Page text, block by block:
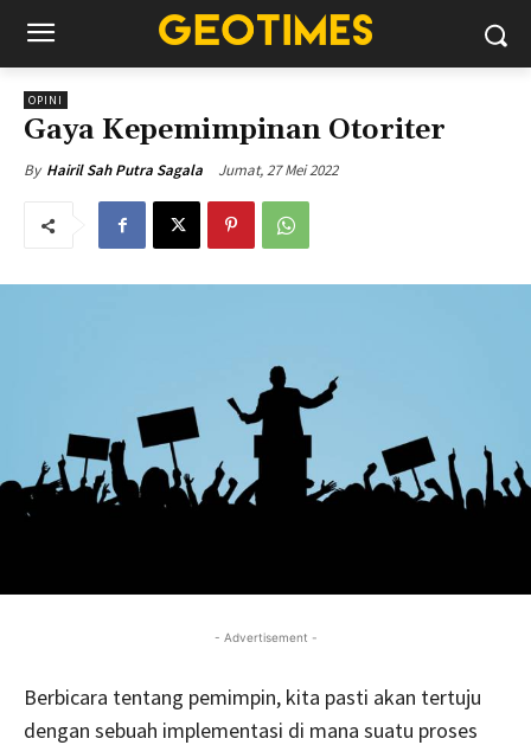
OPINI
Gaya Kepemimpinan Otoriter
By Hairil Sah Putra Sagala Jumat, 27 Mei 2022
- Advertisement -
Berbicara tentang pemimpin, kita pasti akan tertuju
dengan sebuah implementasi di mana suatu proses